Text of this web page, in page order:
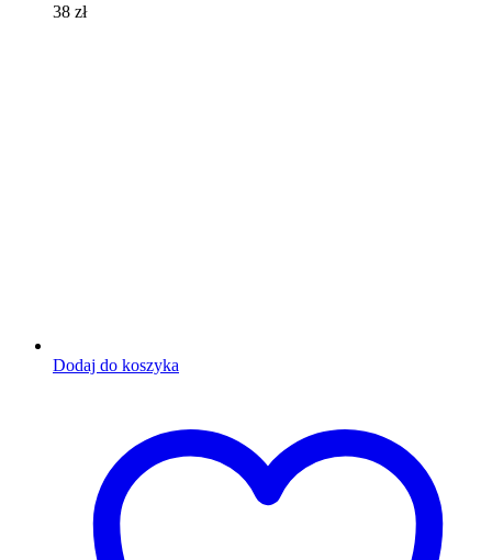
38 zł
Dodaj do koszyka